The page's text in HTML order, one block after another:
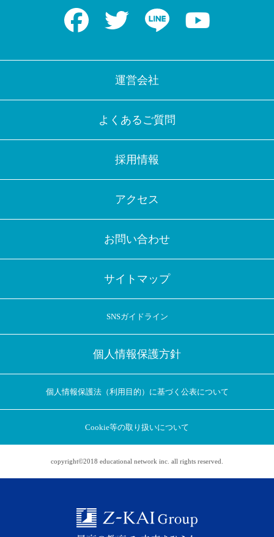
アプリに切り替えてみませんか
アプリ限定のコラムを配信中！
Facebook Twitter LINE
運営会社
よくあるご質問
採用情報
アクセス
お問い合わせ
サイトマップ
SNSガイドライン
個人情報保護方針
個人情報保護法（利用目的）に基づく公表について
Cookie等の取り扱いについて
copyright©2018 educational network inc. all rights reserved.